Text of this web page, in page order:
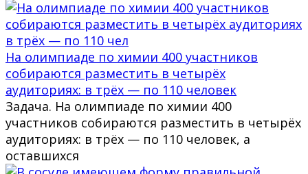
На олимпиаде по химии 400 участников
собираются разместить в четырёх
аудиториях: в трёх — по 110 человек
Задача. На олимпиаде по химии 400
участников собираются разместить в четырёх
аудиториях: в трёх — по 110 человек, а
оставшихся